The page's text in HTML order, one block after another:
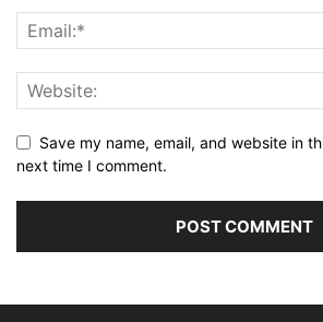
Save my name, email, and website in
next time I comment.